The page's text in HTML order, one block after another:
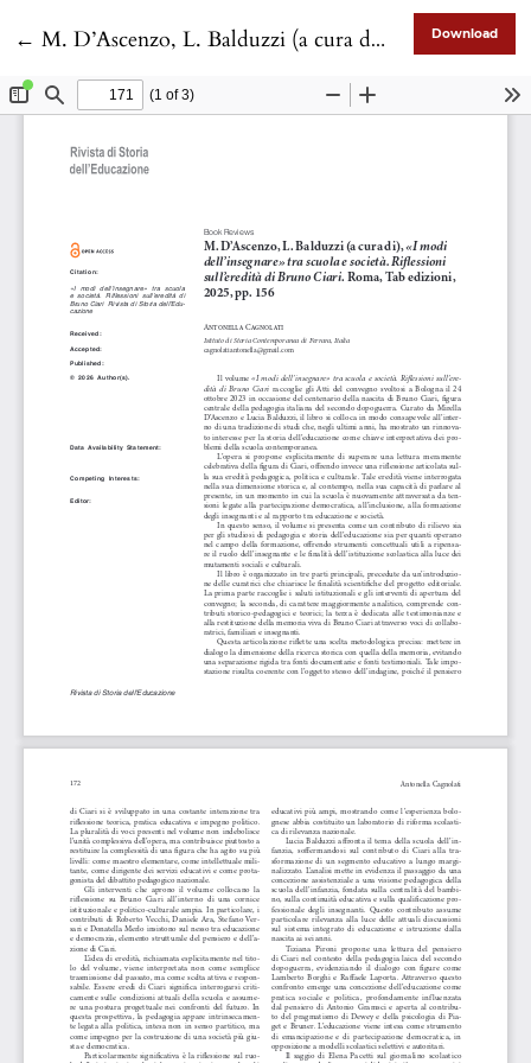
← Return to Article Details
M. D’Ascenzo, L. Balduzzi (a cura di), «I modi dell’insegnare» tra scuola e società. Riflessioni sull’eredità di Bruno Ciari. Roma, Tab edizioni, 2025, pp. 156 Download